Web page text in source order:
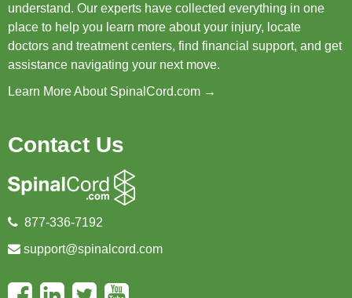
understand. Our experts have collected everything in one
place to help you learn more about your injury, locate
doctors and treatment centers, find financial support, and get
assistance navigating your next move.
Learn More About SpinalCord.com →
Contact Us
877-336-7192
support@spinalcord.com